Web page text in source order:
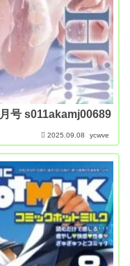
号 s011akamj00689
2025.09.08 ycwve